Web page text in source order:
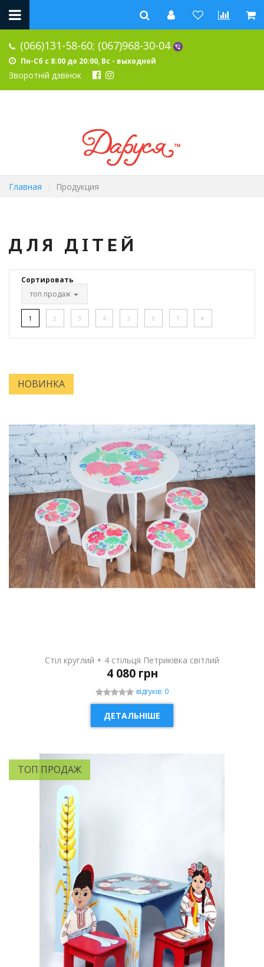
(066)131-58-60; (067)968-30-04
Пн-Сб с 8:00 до 20:00, Вс - выходной
Зворотній дзвінок
Главная Продукция
ДЛЯ ДІТЕЙ
Сортировать
топ продаж
1 2 3 4 5 6 7
НОВИНКА
Стіл круглий + 4 стільця Петриківка світлий
4 080 грн
відгуків: 0
ДЕТАЛЬНІШЕ
ТОП ПРОДАЖ